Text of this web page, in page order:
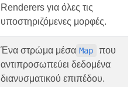
Renderers για όλες τις
υποστηριζόμενες μορφές.
Ένα στρώμα μέσα Map
που
αντιπροσωπεύει δεδομένα
διανυσματικού επιπέδου.